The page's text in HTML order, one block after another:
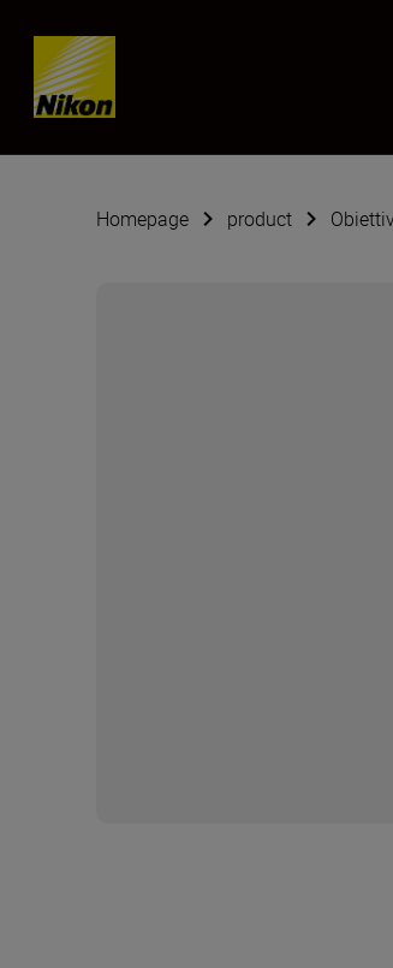
Skip content
Homepage product